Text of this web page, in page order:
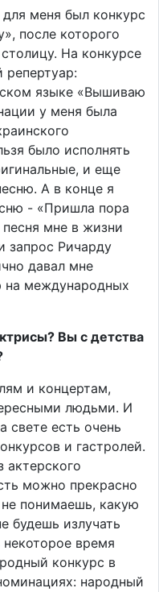
меня был конкурс
после которого
На конкурсе
репертуар:
языке «Вышиваю
у меня была
было исполнять
и еще
А в конце я
- «Пришла пора
мне в жизни
запрос Ричарду
давал мне
на международных
Вы с детства
и концертам,
людьми. И
свете есть очень
и гастролей.
актерского
можно прекрасно
понимаешь, какую
будешь излучать
время
конкурс в
народный